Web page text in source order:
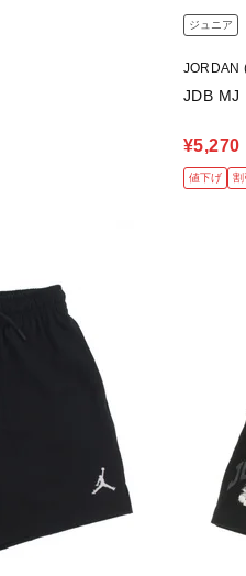
ジュニア
JORDAN
JDB MJ
¥5,270
値下げ 割